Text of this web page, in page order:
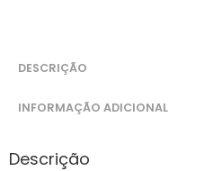
DESCRIÇÃO
INFORMAÇÃO ADICIONAL
Descrição